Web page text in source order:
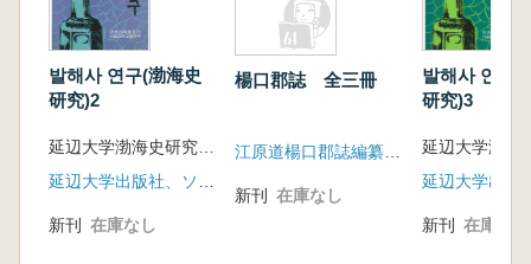
발해사 연구(渤海史
研究)2
延辺大学渤海史研究所 編
延辺大学出版社、ソウル大学校出版部
新刊 在庫なし
楊口郡誌 全三冊
新刊 在庫なし
발해사 연구(
研究)3
新刊 在庫なし